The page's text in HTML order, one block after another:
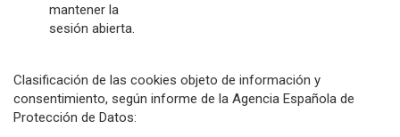
mantener la
sesión abierta.
Clasificación de las cookies objeto de información y
consentimiento, según informe de la Agencia Española de
Protección de Datos: